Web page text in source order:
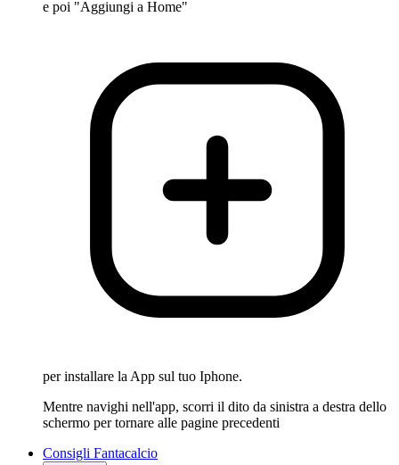
e poi "Aggiungi a Home"
per installare la App sul tuo Iphone.
Mentre navighi nell'app, scorri il dito da sinistra a destra dello
schermo per tornare alle pagine precedenti
Consigli Fantacalcio